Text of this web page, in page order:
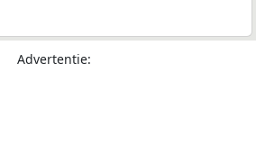
Advertentie: